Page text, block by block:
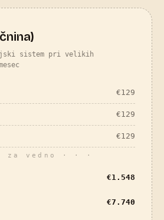
sistem pri velikih
€129
€129
€129
za vedno · · ·
€1.548
€7.740